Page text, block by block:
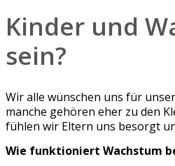
Kinder und
sein?
Wir alle wünschen uns für
manche gehören eher zu den
fühlen wir Eltern uns besorgt
Wie funktioniert Wachstum